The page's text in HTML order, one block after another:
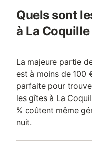
Quels sont
à La Coquille
La majeure partie
est à moins de 100
parfaite pour
les gîtes à La
% coûtent même
nuit.